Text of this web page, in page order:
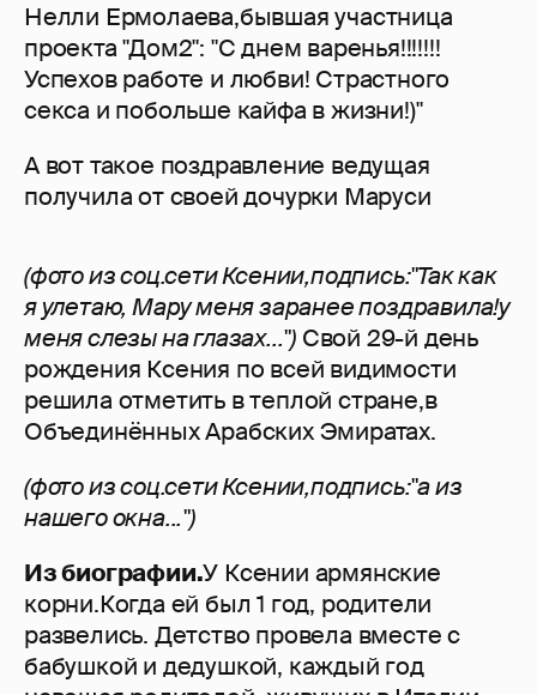
Нелли Ермолаева,бывшая участница
проекта "Дом2": "С днем варенья!!!!!!!
Успехов работе и любви! Страстного
секса и побольше кайфа в жизни!)"
А вот такое поздравление ведущая
получила от своей дочурки Маруси
(фото из соц.сети Ксении,подпись:"Так как
я улетаю, Мару меня заранее поздравила!у
меня слезы на глазах...") Свой 29-й день
рождения Ксения по всей видимости
решила отметить в теплой стране,в
Объединённых Арабских Эмиратах.
(фото из соц.сети Ксении,подпись:"а из
нашего окна...")
Из биографии.У Ксении армянские
корни.Когда ей был 1 год, родители
развелись. Детство провела вместе с
бабушкой и дедушкой, каждый год